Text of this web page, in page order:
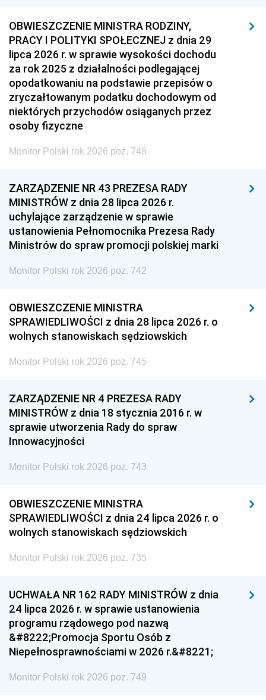
OBWIESZCZENIE MINISTRA RODZINY,
PRACY I POLITYKI SPOŁECZNEJ z dnia 29
lipca 2026 r. w sprawie wysokości dochodu
za rok 2025 z działalności podlegającej
opodatkowaniu na podstawie przepisów o
zryczałtowanym podatku dochodowym od
niektórych przychodów osiąganych przez
osoby fizyczne
Monitor Polski rok 2026 poz. 748
ZARZĄDZENIE NR 43 PREZESA RADY
MINISTRÓW z dnia 28 lipca 2026 r.
uchylające zarządzenie w sprawie
ustanowienia Pełnomocnika Prezesa Rady
Ministrów do spraw promocji polskiej marki
Monitor Polski rok 2026 poz. 742
OBWIESZCZENIE MINISTRA
SPRAWIEDLIWOŚCI z dnia 28 lipca 2026 r. o
wolnych stanowiskach sędziowskich
Monitor Polski rok 2026 poz. 745
ZARZĄDZENIE NR 4 PREZESA RADY
MINISTRÓW z dnia 18 stycznia 2016 r. w
sprawie utworzenia Rady do spraw
Innowacyjności
Monitor Polski rok 2026 poz. 743
OBWIESZCZENIE MINISTRA
SPRAWIEDLIWOŚCI z dnia 24 lipca 2026 r. o
wolnych stanowiskach sędziowskich
Monitor Polski rok 2026 poz. 735
UCHWAŁA NR 162 RADY MINISTRÓW z dnia
24 lipca 2026 r. w sprawie ustanowienia
programu rządowego pod nazwą
&#8222;Promocja Sportu Osób z
Niepełnosprawnościami w 2026 r.&#8221;
Monitor Polski rok 2026 poz. 749